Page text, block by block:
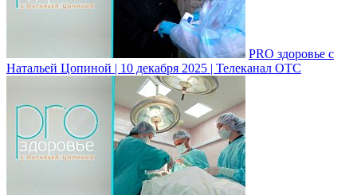
PRO здоровье с
Натальей Цопиной | 10 декабря 2025 | Телеканал ОТС